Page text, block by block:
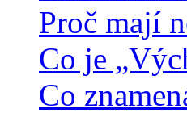
Proč mají
Co je
Co